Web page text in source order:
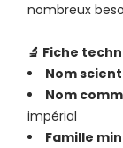
nombreux
🔬 Fiche
Nom
Nom
impérial
Famille